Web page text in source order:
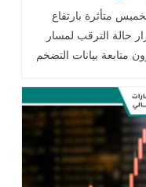
متأثرة بارتفاع
حالة الترقب لمسار
متابعة بيانات التضخم